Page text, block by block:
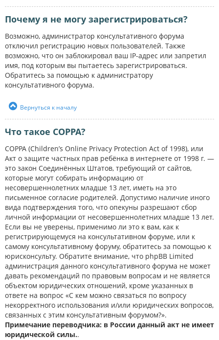
Почему я не могу зарегистрироваться?
Возможно, администратор консультативного форума
отключил регистрацию новых пользователей. Также
возможно, что он заблокировал ваш IP-адрес или запретил
имя, под которым вы пытаетесь зарегистрироваться.
Обратитесь за помощью к администратору
консультативного форума.
Вернуться к началу
Что такое COPPA?
COPPA (Children’s Online Privacy Protection Act of 1998), или
Акт о защите частных прав ребёнка в интернете от 1998 г. —
это закон Соединённых Штатов, требующий от сайтов,
которые могут собирать информацию от
несовершеннолетних младше 13 лет, иметь на это
письменное согласие родителей. Допустимо наличие иного
вида подтверждения того, что опекуны разрешают сбор
личной информации от несовершеннолетних младше 13 лет.
Если вы не уверены, применимо ли это к вам, как к
регистрирующемуся на консультативном форуме, или к
самому консультативному форуму, обратитесь за помощью к
юрисконсульту. Обратите внимание, что phpBB Limited
администрация данного консультативного форума не может
давать рекомендаций по правовым вопросам и не является
объектом юридических отношений, кроме указанных в
ответе на вопрос «С кем можно связаться по вопросу
некорректного использования и/или юридических вопросов,
связанных с этим консультативным форумом?».
Примечание переводчика: в России данный акт не имеет
юридической силы..